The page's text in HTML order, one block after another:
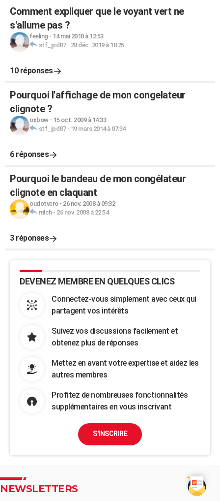
Comment expliquer que le voyant vert ne
s'allume pas ?
feeling - 14 mai 2010 à 12:53
stf_jpd87- 28 déc. 2019 à 18:25
10 réponses
Pourquoi l'affichage de mon congelateur
clignote ?
oxbow- 15 oct. 2009 à 14:33
stf_jpd87- 19 mars 2014 à 07:34
6 réponses
Pourquoi le bandeau de mon congélateur
clignote en claquant
oudotvero- 26 nov. 2008 à 09:32
mlch- 26 nov. 2008 à 22:54
3 réponses
DEVENEZ MEMBRE EN QUELQUES CLICS
Connectez-vous simplement avec ceux qui
partagent vos intérêts
Suivez vos discussions facilement et
obtenez plus de réponses
Mettez en avant votre expertise et aidez les
autres membres
Profitez de nombreuses fonctionnalités
supplémentaires en vous inscrivant
S'INSCRIRE
NEWSLETTERS